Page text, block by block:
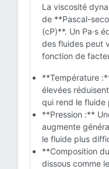
La viscosité
de **Pascal-
(cP)**. Un Pa·s
des fluides peut
fonction de
**Température
élevées
qui rend le fluide
**Pression :**
augmente
le fluide plus
**Composition
dissous comme